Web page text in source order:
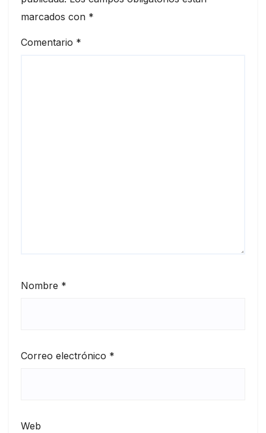
marcados con *
Comentario *
Nombre *
Correo electrónico *
Web